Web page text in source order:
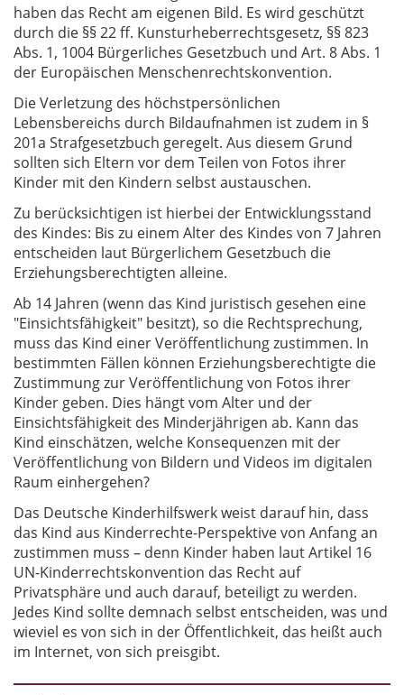
haben das Recht am eigenen Bild. Es wird geschützt
durch die §§ 22 ff. Kunsturheberrechtsgesetz, §§ 823
Abs. 1, 1004 Bürgerliches Gesetzbuch und Art. 8 Abs. 1
der Europäischen Menschenrechtskonvention.
Die Verletzung des höchstpersönlichen
Lebensbereichs durch Bildaufnahmen ist zudem in §
201a Strafgesetzbuch geregelt. Aus diesem Grund
sollten sich Eltern vor dem Teilen von Fotos ihrer
Kinder mit den Kindern selbst austauschen.
Zu berücksichtigen ist hierbei der Entwicklungsstand
des Kindes: Bis zu einem Alter des Kindes von 7 Jahren
entscheiden laut Bürgerlichem Gesetzbuch die
Erziehungsberechtigten alleine.
Ab 14 Jahren (wenn das Kind juristisch gesehen eine
"Einsichtsfähigkeit" besitzt), so die Rechtsprechung,
muss das Kind einer Veröffentlichung zustimmen. In
bestimmten Fällen können Erziehungsberechtigte die
Zustimmung zur Veröffentlichung von Fotos ihrer
Kinder geben. Dies hängt vom Alter und der
Einsichtsfähigkeit des Minderjährigen ab. Kann das
Kind einschätzen, welche Konsequenzen mit der
Veröffentlichung von Bildern und Videos im digitalen
Raum einhergehen?
Das Deutsche Kinderhilfswerk weist darauf hin, dass
das Kind aus Kinderrechte-Perspektive von Anfang an
zustimmen muss – denn Kinder haben laut Artikel 16
UN-Kinderrechtskonvention das Recht auf
Privatsphäre und auch darauf, beteiligt zu werden.
Jedes Kind sollte demnach selbst entscheiden, was und
wieviel es von sich in der Öffentlichkeit, das heißt auch
im Internet, von sich preisgibt.